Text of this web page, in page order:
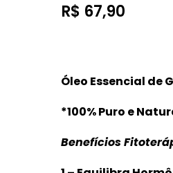
R$ 67,90
Óleo Essencial de
*100% Puro e
Benefícios